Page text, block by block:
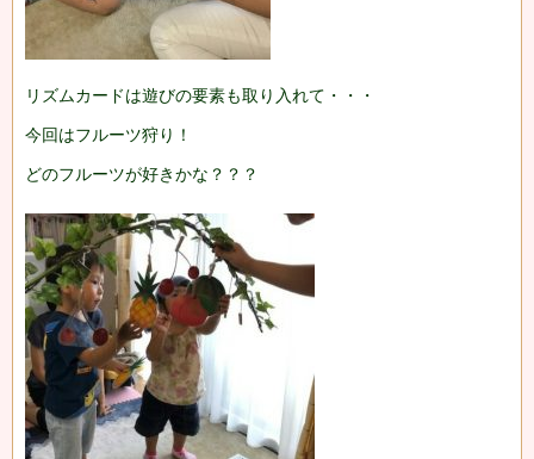
リズムカードは遊びの要素も取り入れて・・・
今回はフルーツ狩り！
どのフルーツが好きかな？？？